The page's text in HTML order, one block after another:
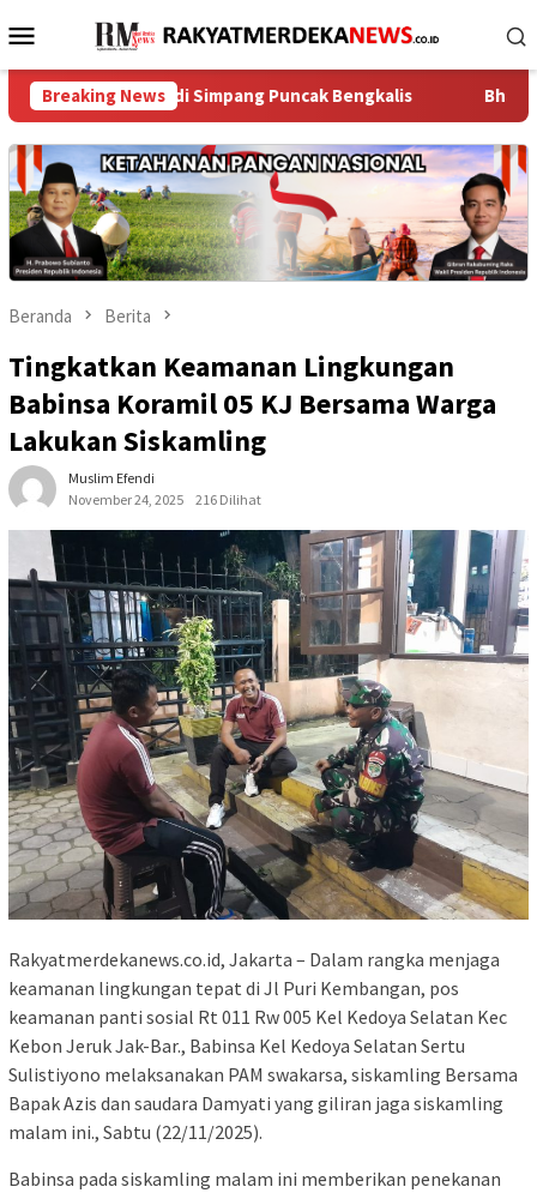
ke
Menu
Mobile
Breaking News
Anak di Simpang Puncak Bengkalis Bhabinkamtibmas
Beranda Berita
Tingkatkan Keamanan Lingkungan
Babinsa Koramil 05 KJ Bersama Warga
Lakukan Siskamling
Muslim Efendi
November 24, 2025
216 Dilihat
Rakyatmerdekanews.co.id, Jakarta – Dalam rangka menjaga
keamanan lingkungan tepat di Jl Puri Kembangan, pos
keamanan panti sosial Rt 011 Rw 005 Kel Kedoya Selatan Kec
Kebon Jeruk Jak-Bar., Babinsa Kel Kedoya Selatan Sertu
Sulistiyono melaksanakan PAM swakarsa, siskamling Bersama
Bapak Azis dan saudara Damyati yang giliran jaga siskamling
malam ini., Sabtu (22/11/2025).
Babinsa pada siskamling malam ini memberikan penekanan